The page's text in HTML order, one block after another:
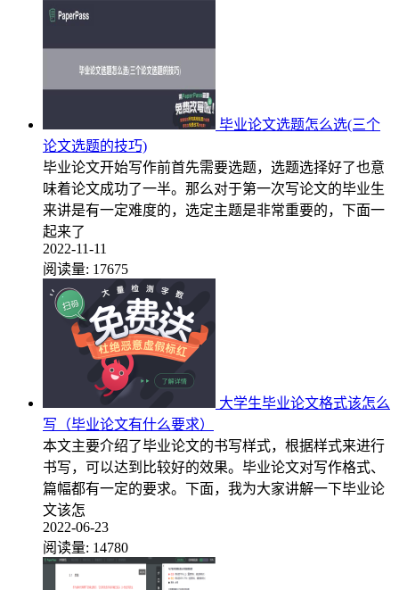
毕业论文选题怎么选(三个
论文选题的技巧)
毕业论文开始写作前首先需要选题，选题选择好了也意
味着论文成功了一半。那么对于第一次写论文的毕业生
来讲是有一定难度的，选定主题是非常重要的，下面一
起来了
2022-11-11
阅读量: 17675
大学生毕业论文格式该怎么
写（毕业论文有什么要求）
本文主要介绍了毕业论文的书写样式，根据样式来进行
书写，可以达到比较好的效果。毕业论文对写作格式、
篇幅都有一定的要求。下面，我为大家讲解一下毕业论
文该怎
2022-06-23
阅读量: 14780